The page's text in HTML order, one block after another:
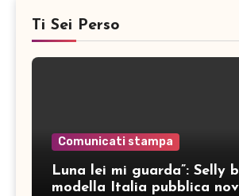
Ti Sei Perso
Comunicati stampa
Luna lei mi guarda”: Selly
modella Italia pubblica